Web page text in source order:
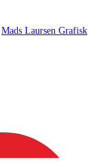
Mads Laursen Grafisk